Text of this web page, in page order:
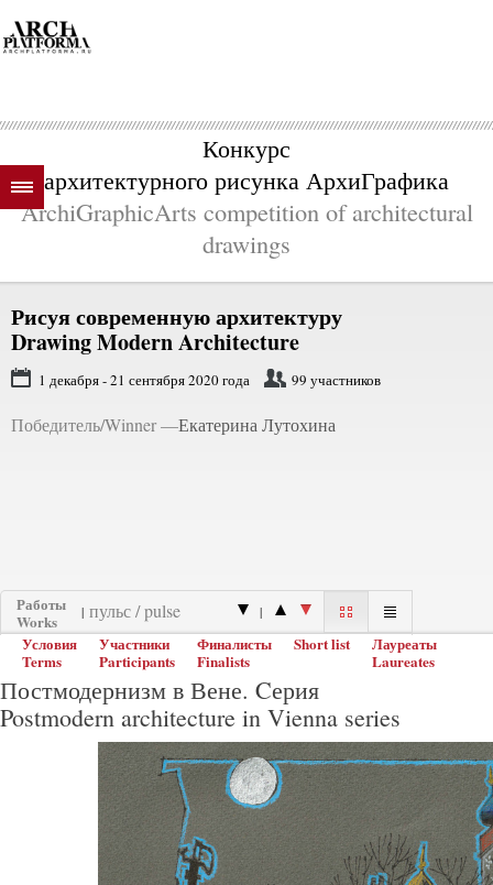
Конкурс
архитектурного рисунка АрхиГрафика
ArchiGraphicArts competition of architectural
drawings
Рисуя современную архитектуру
Drawing Modern Architecture
1 декабря - 21 сентября 2020 года 99 участников
Победитель/Winner —Екатерина Лутохина
Работы
Works
| |
Условия
Terms
Участники
Participants
Финалисты
Finalists
Short list
Лауреаты
Laureates
Постмодернизм в Вене. Cерия
Postmodern architecture in Vienna series